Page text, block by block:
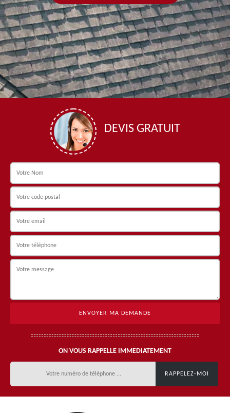
DEVIS GRATUIT
ON VOUS RAPPELLE IMMEDIATEMENT